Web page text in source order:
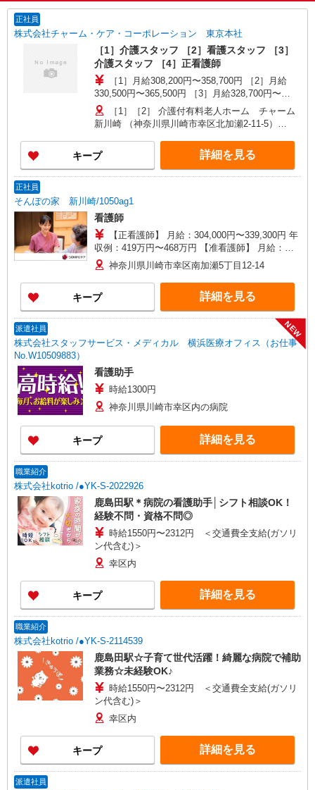
正社員
株式会社チャーム・ケア・コーポレーション 東京本社
［1］介護スタッフ ［2］看護スタッフ ［3］
介護スタッフ ［4］正看護師
［1］月給308,200円〜358,700円 ［2］月給
330,500円〜365,500円 ［3］月給328,700円〜
358,700円 ［4］月給335,500円〜365,500円 ※経
験・能力による
［1］［2］ 介護付有料老人ホーム チャーム
新川崎 （神奈川県川崎市幸区北加瀬2-11-5）
（神奈川県川崎市幸区北加瀬2-11-5）
キープ 詳細を見る
正社員
そんぽの家 新川崎/1050ag1
看護師
【正看護師】 月給：304,000円〜339,300円 年
収例：419万円〜468万円 【准看護師】 月給：
278,300円〜313,600円 年収例：383万円〜432万円
【賞与】あり（年2回） ※月給は職務手当、働き
がい向上手当、日祝手当（月平均2回分）等、 毎
月平均的に支払われる手当を含みます。 ◎月給は
経験により異なります。 ◎残業時は別途時間外手
年支給
神奈川県川崎市幸区南加瀬5丁目12-14
キープ 詳細を見る
派遣社員
株式会社スタッフサービス・メディカル 横浜医療オフィス（お仕事
No.W10509883）
NEW
看護助手
時給1300円
神奈川県川崎市幸区内の病院
キープ 詳細を見る
職業紹介
株式会社kotrio /●YK-S-2022926
鹿島田駅＊病院の看護助手│シフト相談OK！
経験不問・資格不問◎
時給1550円〜2312円 ＜交通費全支給(ガソリ
ン代含む)＞
幸区内
キープ 詳細を見る
職業紹介
株式会社kotrio /●YK-S-2114539
鹿島田駅☆子育て世代活躍！綺麗な病院で補助
業務☆未経験OK♪
時給1550円〜2312円 ＜交通費全支給(ガソリ
ン代含む)＞
幸区内
キープ 詳細を見る
派遣社員